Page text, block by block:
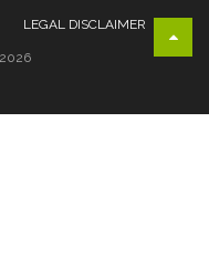
LEGAL DISCLAIMER